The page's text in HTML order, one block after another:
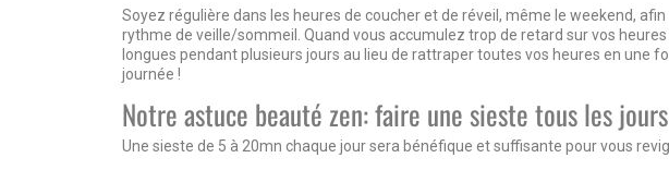
Soyez régulière dans les heures de coucher et de réveil, même le weekend,
rythme de veille/sommeil. Quand vous accumulez trop de retard sur vos
longues pendant plusieurs jours au lieu de rattraper toutes vos heures en une
journée !
Notre astuce beauté zen: faire une sieste tous les jours
Une sieste de 5 à 20mn chaque jour sera bénéfique et suffisante pour vous